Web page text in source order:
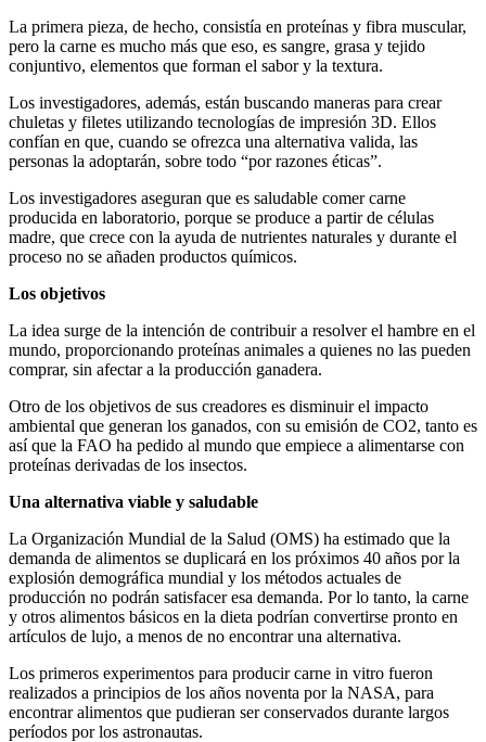
La primera pieza, de hecho, consistía en proteínas y fibra muscular,
pero la carne es mucho más que eso, es sangre, grasa y tejido
conjuntivo, elementos que forman el sabor y la textura.
Los investigadores, además, están buscando maneras para crear
chuletas y filetes utilizando tecnologías de impresión 3D. Ellos
confían en que, cuando se ofrezca una alternativa valida, las
personas la adoptarán, sobre todo “por razones éticas”.
Los investigadores aseguran que es saludable comer carne
producida en laboratorio, porque se produce a partir de células
madre, que crece con la ayuda de nutrientes naturales y durante el
proceso no se añaden productos químicos.
Los objetivos
La idea surge de la intención de contribuir a resolver el hambre en el
mundo, proporcionando proteínas animales a quienes no las pueden
comprar, sin afectar a la producción ganadera.
Otro de los objetivos de sus creadores es disminuir el impacto
ambiental que generan los ganados, con su emisión de CO2, tanto es
así que la FAO ha pedido al mundo que empiece a alimentarse con
proteínas derivadas de los insectos.
Una alternativa viable y saludable
La Organización Mundial de la Salud (OMS) ha estimado que la
demanda de alimentos se duplicará en los próximos 40 años por la
explosión demográfica mundial y los métodos actuales de
producción no podrán satisfacer esa demanda. Por lo tanto, la carne
y otros alimentos básicos en la dieta podrían convertirse pronto en
artículos de lujo, a menos de no encontrar una alternativa.
Los primeros experimentos para producir carne in vitro fueron
realizados a principios de los años noventa por la NASA, para
encontrar alimentos que pudieran ser conservados durante largos
períodos por los astronautas.